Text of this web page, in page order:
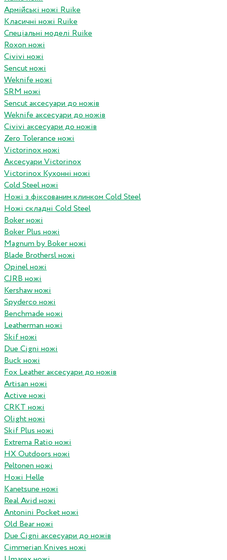
Армійські ножі Ruike
Класичні ножі Ruike
Спеціальні моделі Ruike
Roxon ножi
Civivi ножі
Sencut ножі
Weknife ножі
SRM ножі
Sencut аксесуари до ножів
Weknife аксесуари до ножів
Civivi аксесуари до ножів
Zero Tolerance ножі
Victorinox ножі
Аксесуари Victorinox
Victorinox Кухонні ножі
Cold Steel ножі
Ножі з фіксованим клинком Cold Steel
Ножі складні Cold Steel
Boker ножі
Boker Plus ножі
Magnum by Boker ножі
Blade Brothersl ножі
Opinel ножі
CJRB ножі
Kershaw ножі
Spyderco ножі
Benchmade ножі
Leatherman ножі
Skif ножі
Due Cigni ножі
Buck ножі
Fox Leather аксесуари до ножів
Artisan ножі
Active ножі
CRKT ножі
Olight ножі
Skif Plus ножі
Extrema Ratio ножі
HX Outdoors ножі
Peltonen ножі
Ножі Helle
Kanetsune ножі
Real Avid ножі
Antonini Pocket ножі
Old Bear ножі
Due Cigni аксесуари до ножів
Cimmerian Knives ножі